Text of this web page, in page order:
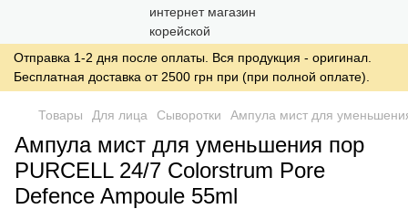
Отправка 1-2 дня после оплаты. Вся продукция - оригинал.
Бесплатная доставка от 2500 грн при (при полной оплате).
Товары Для лица Сыворотки Ампула мист для
Ампула мист для уменьшения пор
PURCELL 24/7 Colorstrum Pore
Defence Ampoule 55ml